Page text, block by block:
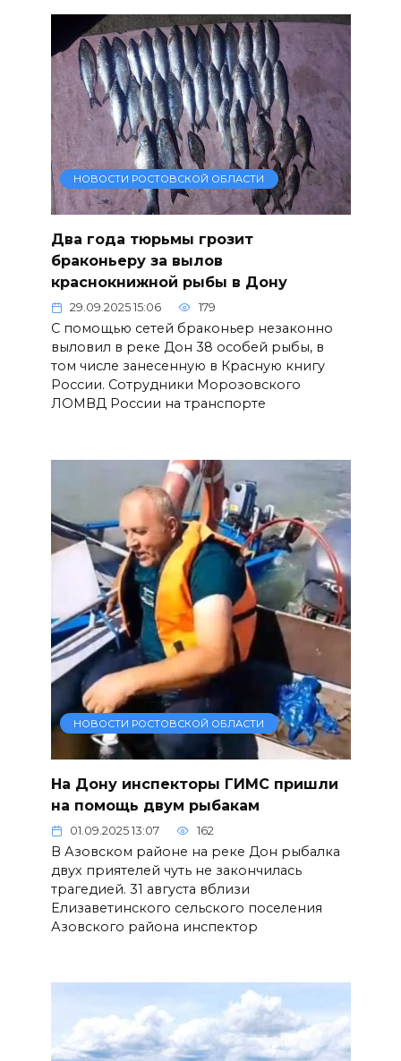
НОВОСТИ РОСТОВСКОЙ ОБЛАСТИ
Два года тюрьмы грозит
браконьеру за вылов
краснокнижной рыбы в Дону
29.09.2025 15:06 179
С помощью сетей браконьер незаконно
выловил в реке Дон 38 особей рыбы, в
том числе занесенную в Красную книгу
России. Сотрудники Морозовского
ЛОМВД России на транспорте
НОВОСТИ РОСТОВСКОЙ ОБЛАСТИ
На Дону инспекторы ГИМС пришли
на помощь двум рыбакам
01.09.2025 13:07 162
В Азовском районе на реке Дон рыбалка
двух приятелей чуть не закончилась
трагедией. 31 августа вблизи
Елизаветинского сельского поселения
Азовского района инспектор